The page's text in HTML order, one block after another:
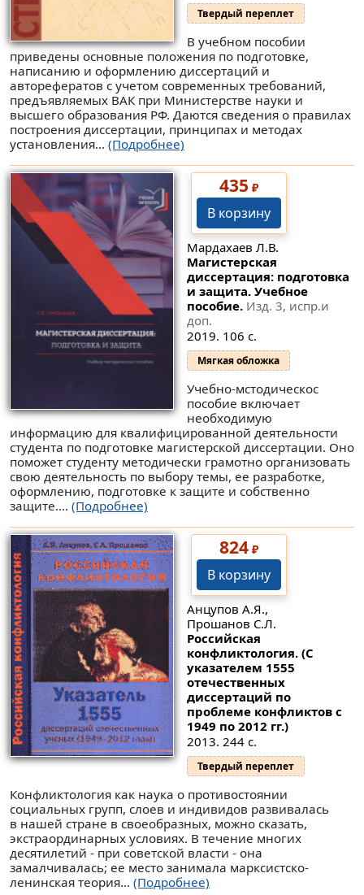
Твердый переплет
В учебном пособии
приведены основные положения по подготовке,
написанию и оформлению диссертаций и
авторефератов с учетом современных требований,
предъявляемых ВАК при Министерстве науки и
высшего образования РФ. Даются сведения о правилах
построения диссертации, принципах и методах
установления... (Подробнее)
435 ₽
В корзину
Мардахаев Л.В.
Магистерская
диссертация: подготовка
и защита. Учебное
пособие. Изд. 3, испр.и
доп.
2019. 106 с.
Мягкая обложка
Учебно-мстодическос
пособие включает
необходимую
информацию для квалифицированной деятельности
студента по подготовке магистерской диссертации. Оно
поможет студенту методически грамотно организовать
свою деятельность по выбору темы, ее разработке,
оформлению, подготовке к защите и собственно
защите.... (Подробнее)
824₽
В корзину
Анцупов А.Я.,
Прошанов С.Л.
Российская
конфликтология. (С
указателем 1555
отечественных
диссертаций по
проблеме конфликтов с
1949 по 2012 гг.)
2013. 244 с.
Твердый переплет
Конфликтология как наука о противостоянии
социальных групп, слоев и индивидов развивалась
в нашей стране в своеобразных, можно сказать,
экстраординарных условиях. В течение многих
десятилетий - при советской власти - она
замалчивалась; ее место занимала марксистско-
ленинская теория... (Подробнее)